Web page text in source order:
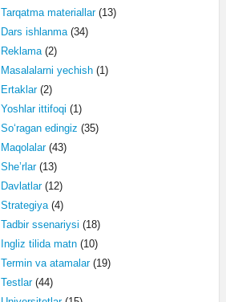
Tarqatma materiallar(13)
Dars ishlanma(34)
Reklama(2)
Masalalarni yechish(1)
Ertaklar(2)
Yoshlar ittifoqi (1)
So‘ragan edingiz (35)
Maqolalar(43)
She’rlar(13)
Davlatlar(12)
Strategiya(4)
Tadbir ssenariysi (18)
Ingliz tilida matn(10)
Termin va atamalar(19)
Testlar(44)